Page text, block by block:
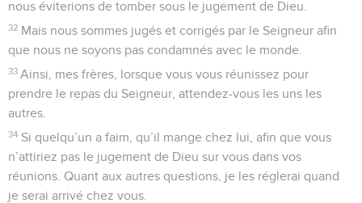
nous éviterions de tomber sous le jugement de Dieu.
32 Mais nous sommes jugés et corrigés par le Seigneur afin
que nous ne soyons pas condamnés avec le monde.
33 Ainsi, mes frères, lorsque vous vous réunissez pour
prendre le repas du Seigneur, attendez-vous les uns les
autres.
34 Si quelqu’un a faim, qu’il mange chez lui, afin que vous
n’attiriez pas le jugement de Dieu sur vous dans vos
réunions. Quant aux autres questions, je les réglerai quand
je serai arrivé chez vous.